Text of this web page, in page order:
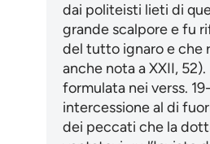
dai politeisti lieti di
grande scalpore e fu
del tutto ignaro e che
anche nota a XXII, 52).
formulata nei verss.
intercessione al di
dei peccati che la